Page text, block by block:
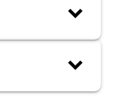
keyboard_arrow_down
keyboard_arrow_down